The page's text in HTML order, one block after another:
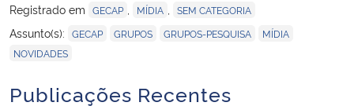
Registrado em GECAP MÍDIA SEM CATEGORIA
Assunto(s): GECAP GRUPOS GRUPOS-PESQUISA MÍDIA
NOVIDADES
Publicações Recentes